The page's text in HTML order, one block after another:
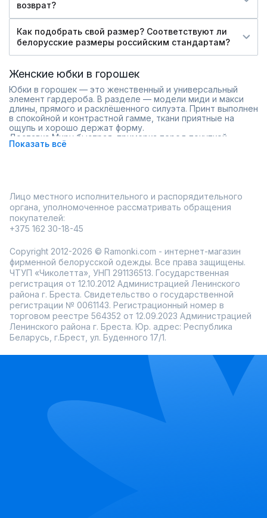
возврат?
Как подобрать свой размер? Соответствуют ли
белорусские размеры российским стандартам?
Женские юбки в горошек
Юбки в горошек — это женственный и универсальный
элемент гардероба. В разделе — модели миди и макси
длины, прямого и расклёшенного силуэта. Принт выполнен
в спокойной и контрастной гамме, ткани приятные на
ощупь и хорошо держат форму.
Доставка Миру быстрая, примерка перед покупкой
помогает оценить посадку и длину. Размерный ряд — от
В приложении Ramonki удобно проверять наличие
размеров и оформлять заказ.
Показать всё
Лицо местного исполнительного и распорядительного
органа, уполномоченное рассматривать обращения
покупателей:
+375 162 30-18-45
Copyright 2012-2026 © Ramonki.com - интернет-магазин
фирменной белорусской одежды. Все права защищены.
ЧТУП «Чиколетта», УНП 291136513. Государственная
регистрация от 12.10.2012 Администрацией Ленинского
района г. Бреста. Свидетельство о государственной
регистрации № 0061143. Регистрационный номер в
торговом реестре 564352 от 12.09.2023 Администрацией
Ленинского района г. Бреста. Юр. адрес: Республика
Беларусь, г.Брест, ул. Буденного 17/1.